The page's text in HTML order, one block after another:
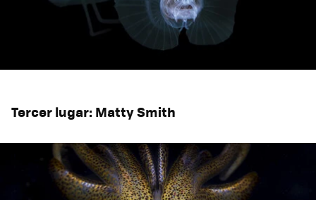
Tercer lugar: Matty Smith